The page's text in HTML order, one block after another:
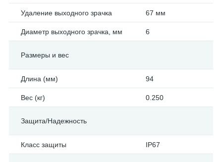
Удаление выходного зрачка 67 мм
Диаметр выходного зрачка, мм 6
Размеры и вес
Длина (мм) 94
Вес (кг) 0.250
Защита/Надежность
Класс защиты IP67